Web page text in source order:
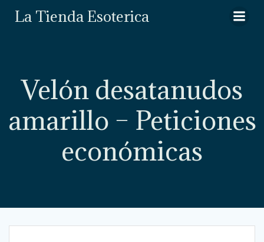
La Tienda Esoterica
Velón desatanudos
amarillo – Peticiones
económicas